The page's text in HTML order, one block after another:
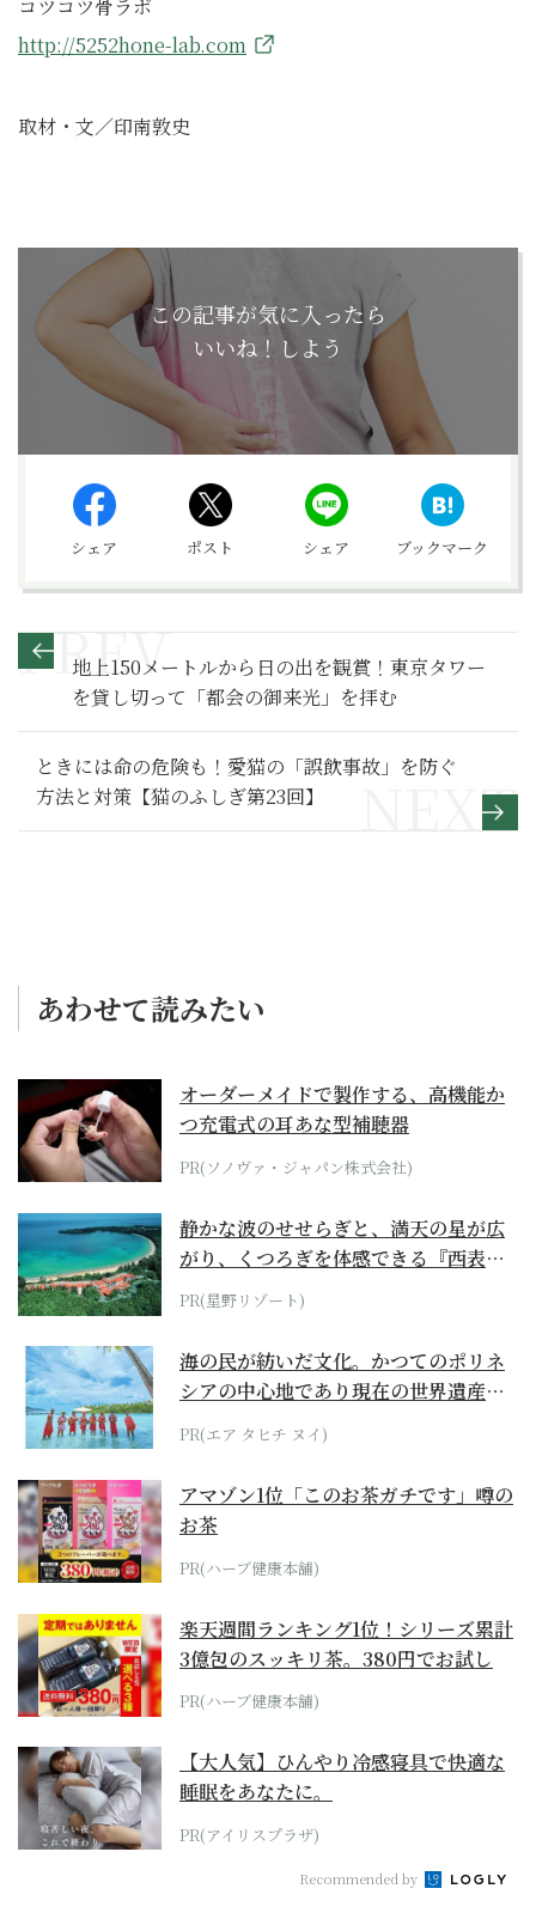
コツコツ骨ラボ
http://5252hone-lab.com
取材・文／印南敦史
この記事が気に入ったら
いいね！しよう
シェア ポスト シェア ブックマーク
地上150メートルから日の出を観賞！東京タワー
を貸し切って「都会の御来光」を拝む
ときには命の危険も！愛猫の「誤飲事故」を防ぐ
方法と対策【猫のふしぎ第23回】
あわせて読みたい
オーダーメイドで製作する、高機能か
つ充電式の耳あな型補聴器
PR(ソノヴァ・ジャパン株式会社)
静かな波のせせらぎと、満天の星が広
がり、くつろぎを体感できる『西表島
ホテル by...
PR(星野リゾート)
海の民が紡いだ文化。かつてのポリネ
シアの中心地であり現在の世界遺産か
らみえてくる...
PR(エア タヒチ ヌイ)
アマゾン1位「このお茶ガチです」噂の
お茶
PR(ハーブ健康本舗)
楽天週間ランキング1位！シリーズ累計
3億包のスッキリ茶。380円でお試し
PR(ハーブ健康本舗)
【大人気】ひんやり冷感寝具で快適な
睡眠をあなたに。
PR(アイリスプラザ)
Recommended by